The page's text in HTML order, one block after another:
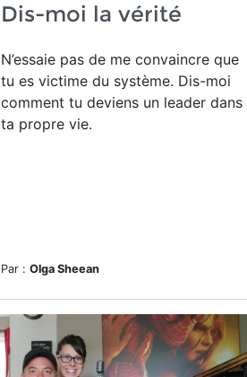
Dis-moi la vérité
N’essaie pas de me convaincre que
tu es victime du système. Dis-moi
comment tu deviens un leader dans
ta propre vie.
Par : Olga Sheean